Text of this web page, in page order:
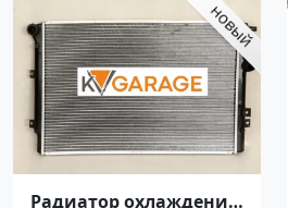
Радиатор охлаждения